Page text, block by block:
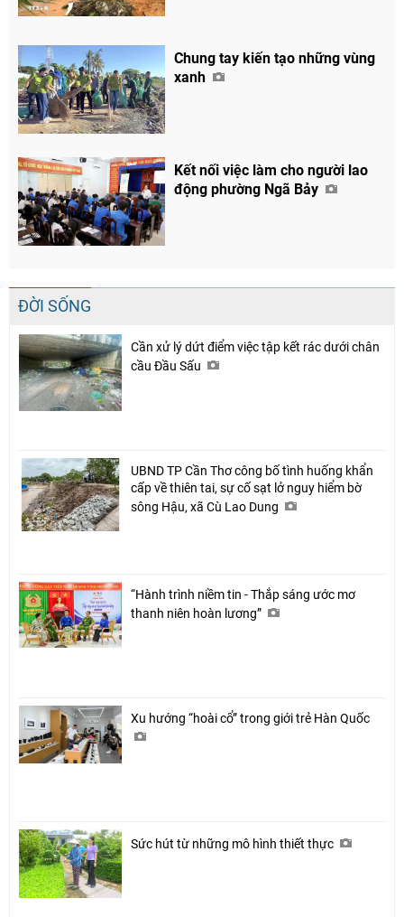
Chung tay kiến tạo những vùng
xanh
Kết nối việc làm cho người lao
động phường Ngã Bảy
ĐỜI SỐNG
Cần xử lý dứt điểm việc tập kết rác dưới chân
cầu Đầu Sấu
UBND TP Cần Thơ công bố tình huống khẩn
cấp về thiên tai, sự cố sạt lở nguy hiểm bờ
sông Hậu, xã Cù Lao Dung
“Hành trình niềm tin - Thắp sáng ước mơ
thanh niên hoàn lương”
Xu hướng “hoài cổ” trong giới trẻ Hàn Quốc
Sức hút từ những mô hình thiết thực